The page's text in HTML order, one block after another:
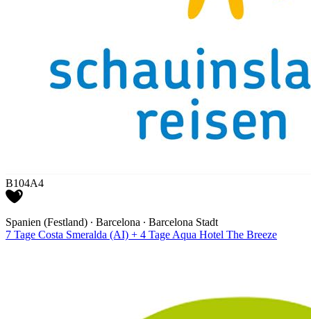
B104A4
Spanien (Festland) ∙ Barcelona ∙ Barcelona Stadt
7 Tage Costa Smeralda (AI) + 4 Tage Aqua Hotel The Breeze